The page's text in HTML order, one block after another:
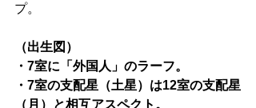
プ。
（出生図）
・7室に「外国人」のラーフ。
・7室の支配星（土星）は12室の支配星
（月）と相互アスペクト。